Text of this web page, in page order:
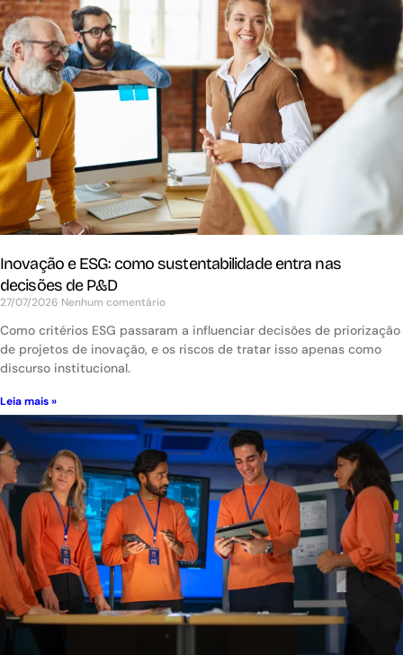
Inovação e ESG: como sustentabilidade entra nas
decisões de P&D
27/07/2026 Nenhum comentário
Como critérios ESG passaram a influenciar decisões de priorização
de projetos de inovação, e os riscos de tratar isso apenas como
discurso institucional.
Leia mais »